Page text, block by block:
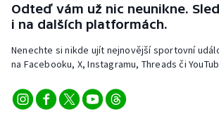
Odteď vám už nic neunikne.
i na dalších platformách.
Nenechte si nikde ujít nejnovější sportovní
na Facebooku, X, Instagramu, Threads či